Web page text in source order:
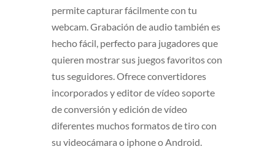
permite capturar fácilmente con tu
webcam. Grabación de audio también es
hecho fácil, perfecto para jugadores que
quieren mostrar sus juegos favoritos con
tus seguidores. Ofrece convertidores
incorporados y editor de vídeo soporte
de conversión y edición de vídeo
diferentes muchos formatos de tiro con
su videocámara o iphone o Android.